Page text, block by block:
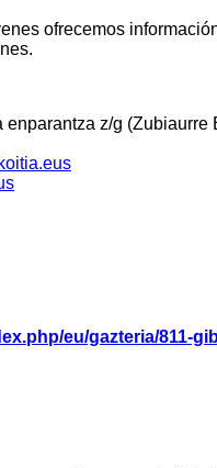
ofrecemos
enparantza z/g (Zubiaurre
eu/gazteria/811-